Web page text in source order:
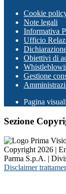
Cookie
Note legali
Informativa
Ufficio
Obiettivi di
Gestione
Pagina
Sezione
Copyright 2026 |
Parma S.p.A. |
Disclaimer